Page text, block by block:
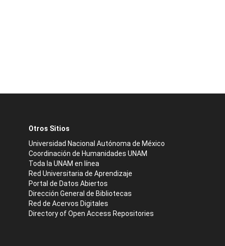
Otros Sitios
Universidad Nacional Autónoma de México
Coordinación de Humanidades UNAM
Toda la UNAM en línea
Red Universitaria de Aprendizaje
Portal de Datos Abiertos
Dirección General de Bibliotecas
Red de Acervos Digitales
Directory of Open Access Repositories